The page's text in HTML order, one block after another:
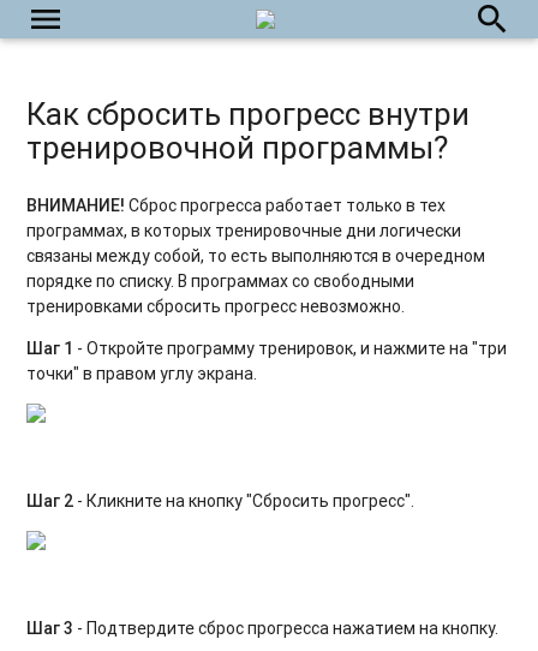
menu
урок?
приложения в мобильном браузере?
Как написать в службу поддержки пользователей?
Как выйти из приложения?
Как удалить аккаунт на платформе?
search
Как сбросить прогресс внутри
тренировочной программы?
ВНИМАНИЕ!Сброс прогресса работает только в тех
программах, в которых тренировочные дни логически
связаны между собой, то есть выполняются в очередном
порядке по списку. В программах со свободными
тренировками сбросить прогресс невозможно.
Шаг 1 - Откройте программу тренировок, и нажмите на "три
точки" в правом углу экрана.
Шаг 2 - Кликните на кнопку "Сбросить прогресс".
Шаг 3 - Подтвердите сброс прогресса нажатием на кнопку.